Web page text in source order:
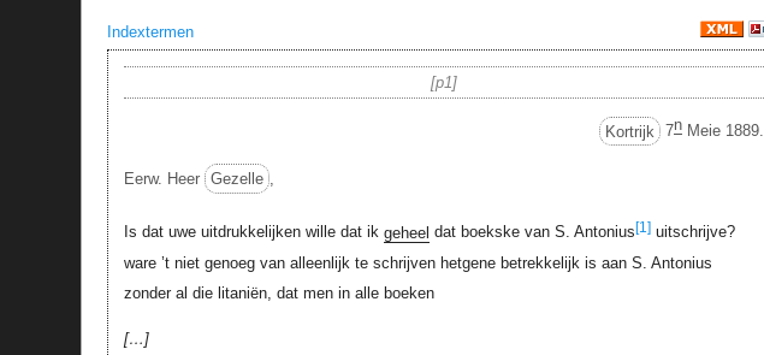
Indextermen
p1
Kortrijk 7nMeie 1889.
Eerw. Heer Gezelle ,
Is dat uwe uitdrukkelijken wille dat ik geheel dat boekske van S. Antonius[1]uitschrijve?
ware ’t niet genoeg van alleenlijk te schrijven hetgene betrekkelijk is aan S. Antonius
zonder al die litaniën, dat men in alle boeken
…